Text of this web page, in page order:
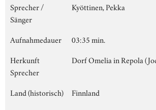
Sprecher /
Sänger
Kyöttinen, Pekka
Aufnahmedauer
03:35 min.
Herkunft
Sprecher
Dorf Omelia in Repola
Land (historisch) Finnland